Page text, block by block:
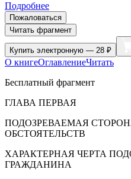
Подробнее
Пожаловаться
Читать фрагмент
Купить электронную — 28 ₽
О книгеОглавлениеЧитать
Бесплатный фрагмент
ГЛАВА ПЕРВАЯ
ПОДОЗРЕВАЕМАЯ
ОБСТОЯТЕЛЬСТВ
ХАРАКТЕРНАЯ ЧЕРТА
ГРАЖДАНИНА